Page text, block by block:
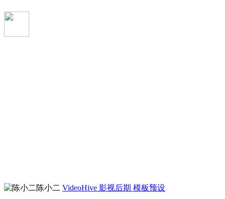
陈小二 VideoHive 影视后期 模板预设